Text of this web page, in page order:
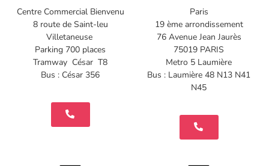
Centre Commercial Bienvenu
8 route de Saint-leu
Villetaneuse
Parking 700 places
Tramway César T8
Bus : César 356
Paris
19 ème arrondissement
76 Avenue Jean Jaurès
75019 PARIS
Metro 5 Laumière
Bus : Laumière 48 N13 N41
N45